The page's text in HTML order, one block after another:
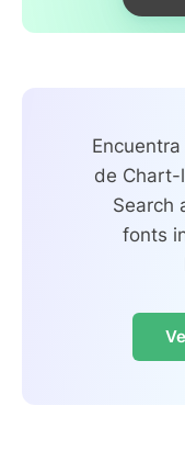
de Chart-
Search
fonts